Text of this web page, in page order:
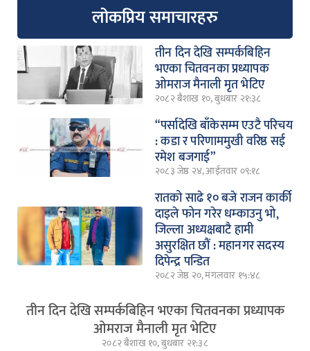
लोकप्रिय समाचारहरु
तीन दिन देखि सम्पर्कबिहिन
भएका चितवनका प्रध्यापक
ओमराज मैनाली मृत भेटिए
२०८२ बैशाख १०, बुधबार २१:३८
“पर्सादेखि बाँकेसम्म एउटै परिचय
: कडा र परिणाममुखी वरिष्ठ सई
रमेश बजगाई”
२०८३ जेष्ठ २४, आईतवार ०९:१८
रातको साढे १० बजे राजन कार्की
दाइले फोन गरेर धम्काउनु भो,
जिल्ला अध्यक्षबाटै हामी
असुरक्षित छौं : महानगर सदस्य
दिपेन्द्र पन्डित
२०८२ जेष्ठ २०, मंगलवार १५:४८
तीन दिन देखि सम्पर्कबिहिन भएका चितवनका प्रध्यापक
ओमराज मैनाली मृत भेटिए
२०८२ बैशाख १०, बुधबार २१:३८